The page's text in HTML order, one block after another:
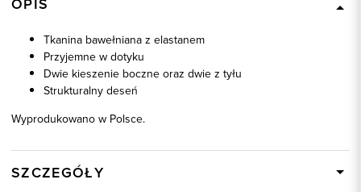
Tkanina bawełniana z elastanem
Przyjemne w dotyku
Dwie kieszenie boczne oraz dwie z tyłu
Strukturalny deseń
Wyprodukowano w Polsce.
SZCZEGÓŁY